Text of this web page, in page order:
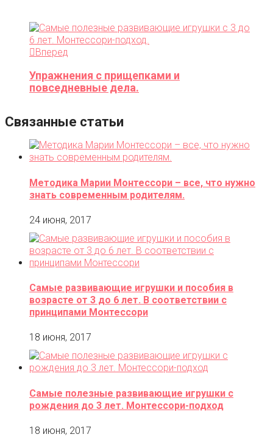
Вперед
Упражнения с прищепками и
повседневные дела.
Связанные статьи
Методика Марии Монтессори – все, что нужно
знать современным родителям.
24 июня, 2017
Самые развивающие игрушки и пособия в
возрасте от 3 до 6 лет. В соответствии с
принципами Монтессори
18 июня, 2017
Самые полезные развивающие игрушки с
рождения до 3 лет. Монтессори-подход
18 июня, 2017